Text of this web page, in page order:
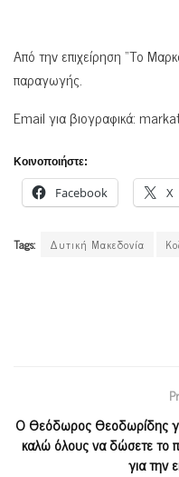
Από την επιχείρηση “Το
παραγωγής.
Email για βιογραφικά:
Κοινοποιήστε:
Facebook X
Tags: Δυτική Μακεδονία
Ο Θεόδωρος Θεοδωρίδης
καλώ όλους να δώσετε το
για την